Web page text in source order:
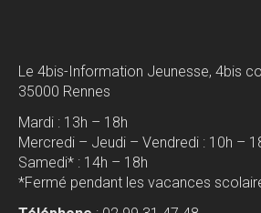
Le 4bis-Information Jeunesse, 4bis
35000 Rennes
Mardi : 13h – 18h
Mercredi – Jeudi – Vendredi : 10h –
Samedi* : 14h – 18h
*Fermé pendant les vacances